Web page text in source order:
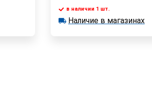
В корзину
в наличии 1 шт.
в наличии 1 шт.
Наличие в магазинах